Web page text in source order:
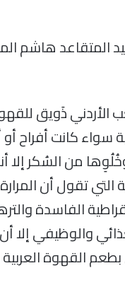
المتقاعد هاشم
الأردني ذَويق
سواء كانت أفراح
وخُلُوِها من السُكر
التي تقول أن
الفاسدة
والوظيفي إلا أن
القهوة